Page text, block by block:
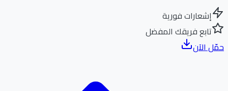
إشعارات فورية
تابع فريقك المفضل
الآن